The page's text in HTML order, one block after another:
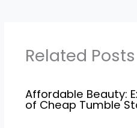
Related Posts
Affordable Beauty:
of Cheap Tumble